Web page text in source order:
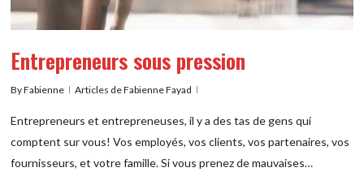
Entrepreneurs sous pression
ByFabienne Articles de Fabienne Fayad
Entrepreneurs et entrepreneuses, il y a des tas de gens qui
comptent sur vous! Vos employés, vos clients, vos partenaires, vos
fournisseurs, et votre famille. Si vous prenez de mauvaises…